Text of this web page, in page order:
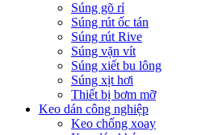
Súng gõ rỉ
Súng rút ốc tán
Súng rút Rive
Súng vặn vít
Súng xiết bu lông
Súng xịt hơi
Thiết bị bơm mỡ
Keo dán công nghiệp
Keo chống xoay